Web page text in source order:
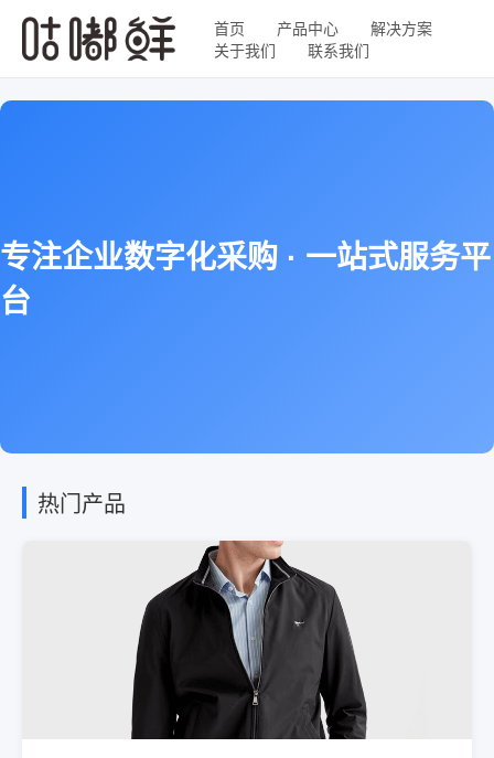
首页 产品中心
解决方案
关于我们
联系我们
专注企业数字化采购 · 一站式服务平
台
热门产品